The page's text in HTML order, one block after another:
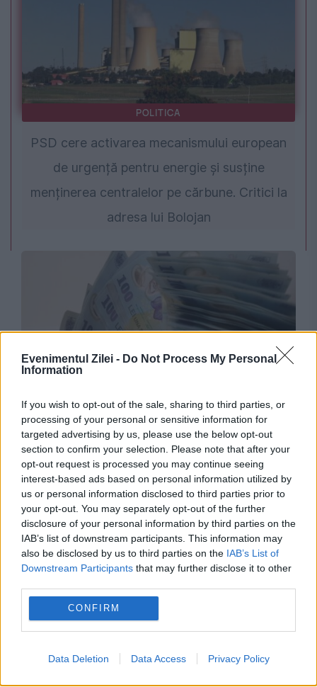
Evenimentul Zilei - Do Not Process My Personal
Information
If you wish to opt-out of the sale, sharing to third parties, or
processing of your personal or sensitive information for
targeted advertising by us, please use the below opt-out
section to confirm your selection. Please note that after your
opt-out request is processed you may continue seeing
interest-based ads based on personal information utilized by
us or personal information disclosed to third parties prior to
your opt-out. You may separately opt-out of the further
disclosure of your personal information by third parties on the
IAB’s list of downstream participants. This information may
also be disclosed by us to third parties on the IAB’s List of
Downstream Participants that may further disclose it to other
CONFIRM
Data Deletion Data Access Privacy Policy
POLITICA
PSD cere activarea mecanismului european
de urgență pentru energie și susține
menținerea centralelor pe cărbune. Critici la
adresa lui Bolojan
Când intră pensiile și alocațiile pe card în
august 2026. Calendarul complet al plăților
SOCIAL
România caută soluții peste granițe pentru